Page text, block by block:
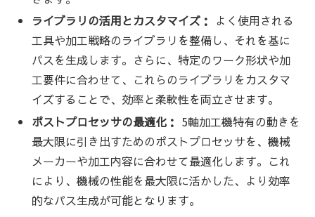
ライブラリの活用とカスタマイズ：
よく使用される
工具や加工戦略のライブラリを整備し、それを基に
パスを生成します。さらに、特定のワーク形状や加
工要件に合わせて、これらのライブラリをカスタマ
イズすることで、効率と柔軟性を両立させます。
ポストプロセッサの最適化： 5軸加工機特有の動きを
最大限に引き出すためのポストプロセッサを、機械
メーカーや加工内容に合わせて最適化します。これ
により、機械の性能を最大限に活かした、より効率
的なパス生成が可能となります。